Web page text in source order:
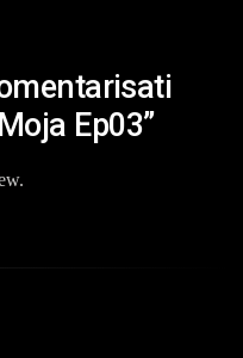
Ep03”